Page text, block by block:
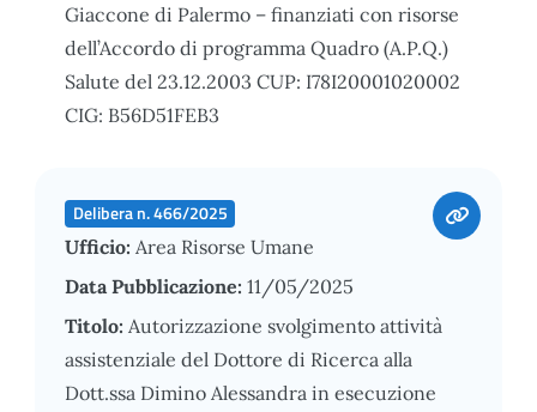
Giaccone di Palermo – finanziati con risorse
dell’Accordo di programma Quadro (A.P.Q.)
Salute del 23.12.2003 CUP: I78I20001020002
CIG: B56D51FEB3
Delibera n. 466/2025
Ufficio: Area Risorse Umane
Data Pubblicazione: 11/05/2025
Titolo: Autorizzazione svolgimento attività
assistenziale del Dottore di Ricerca alla
Dott.ssa Dimino Alessandra in esecuzione